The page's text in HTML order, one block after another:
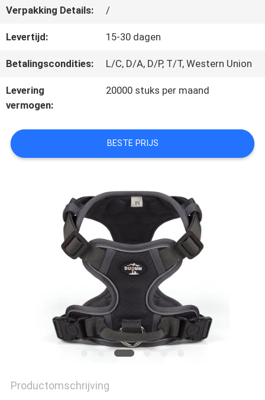
EEN
CITAAT
PRIVACY
Verpakking Details: /
Levertijd: 15-30 dagen
Betalingscondities: L/C, D/A, D/P, T/T, Western Union
Levering
vermogen:
20000 stuks per maand
BESTE PRIJS
Productomschrijving